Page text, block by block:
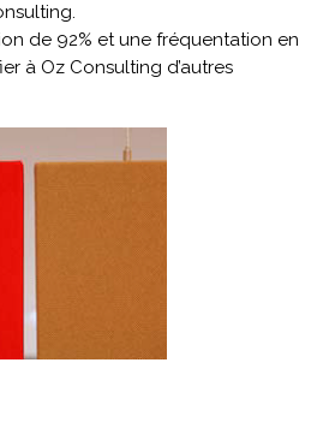
de 92% et une fréquentation en
à Oz Consulting d’autres